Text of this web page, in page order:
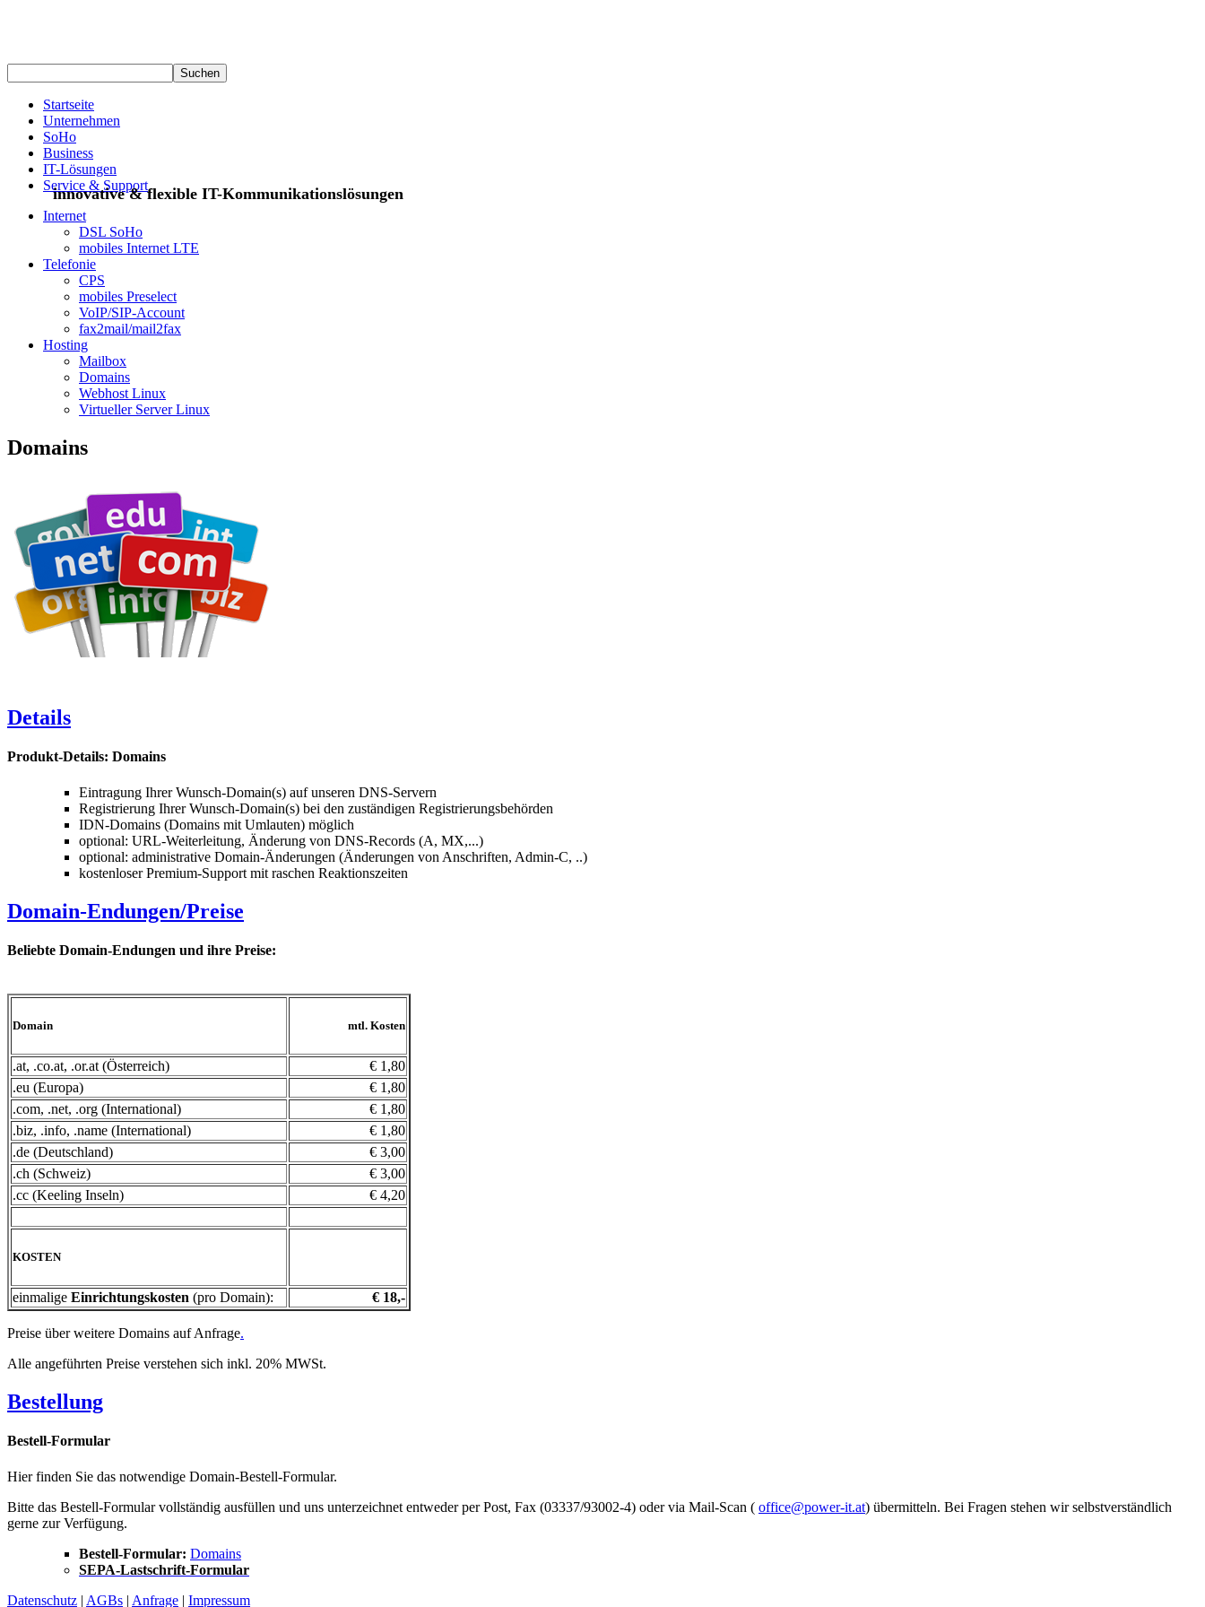
innovative & flexible IT-Kommunikationslösungen
Startseite
Unternehmen
SoHo
Business
IT-Lösungen
Service & Support
Internet
DSL SoHo
mobiles Internet LTE
Telefonie
CPS
mobiles Preselect
VoIP/SIP-Account
fax2mail/mail2fax
Hosting
Mailbox
Domains
Webhost Linux
Virtueller Server Linux
Domains
Details
Produkt-Details: Domains
Eintragung Ihrer Wunsch-Domain(s) auf unseren DNS-Servern
Registrierung Ihrer Wunsch-Domain(s) bei den zuständigen Registrierungsbehörden
IDN-Domains (Domains mit Umlauten) möglich
optional: URL-Weiterleitung, Änderung von DNS-Records (A, MX,...)
optional: administrative Domain-Änderungen (Änderungen von Anschriften, Admin-C, ..)
kostenloser Premium-Support mit raschen Reaktionszeiten
Domain-Endungen/Preise
Beliebte Domain-Endungen und ihre Preise:
Domain mtl. Kosten
.at, .co.at, .or.at (Österreich)
€ 1,80
.eu (Europa)
€ 1,80
.com, .net, .org (International)
€ 1,80
.biz, .info, .name (International)
€ 1,80
.de (Deutschland)
€ 3,00
.ch (Schweiz)
€ 3,00
.cc (Keeling Inseln)
€ 4,20
KOSTEN
einmalige Einrichtungskosten (pro Domain): € 18,-
Preise über weitere Domains auf Anfrage.
Alle angeführten Preise verstehen sich inkl. 20% MWSt.
Bestellung
Bestell-Formular
Hier finden Sie das notwendige Domain-Bestell-Formular.
Bitte das Bestell-Formular vollständig ausfüllen und uns unterzeichnet entweder per Post, Fax (03337/93002-4) oder via Mail-Scan ( office@power-it.at) übermitteln. Bei Fragen stehen wir selbstverständlich
gerne zur Verfügung.
Bestell-Formular: Domains
SEPA-Lastschrift-Formular
Datenschutz | AGBs | Anfrage | Impressum